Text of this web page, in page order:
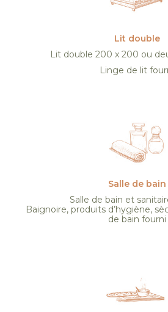
Lit double
Lit double 200 x 200 ou
Linge de lit
Salle de bain
Salle de bain et
Baignoire, produits d’hygiène,
de bain fourni